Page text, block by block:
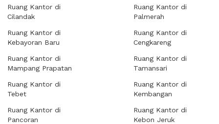
Ruang Kantor di
Cilandak
Ruang Kantor di
Kebayoran Baru
Ruang Kantor di
Mampang Prapatan
Ruang Kantor di
Tebet
Ruang Kantor di
Pancoran
Ruang Kantor di
Palmerah
Ruang Kantor di
Cengkareng
Ruang Kantor di
Tamansari
Ruang Kantor di
Kembangan
Ruang Kantor di
Kebon Jeruk